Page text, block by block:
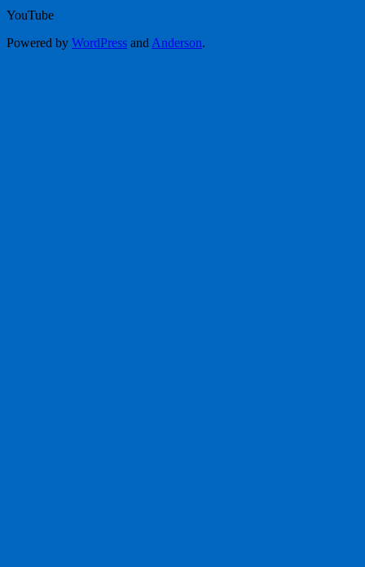
YouTube
Powered by WordPress and Anderson.